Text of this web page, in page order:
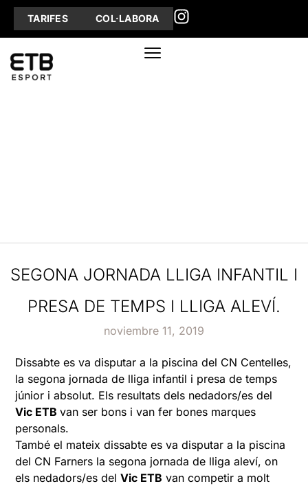
TARIFES COL·LABORA
SEGONA JORNADA LLIGA INFANTIL I
PRESA DE TEMPS I LLIGA ALEVÍ.
noviembre 11, 2019
Dissabte es va disputar a la piscina del CN Centelles,
la segona jornada de lliga infantil i presa de temps
júnior i absolut. Els resultats dels nedadors/es del
Vic ETBvan ser bons i van fer bones marques
personals.
També el mateix dissabte es va disputar a la piscina
del CN Farners la segona jornada de lliga aleví, on
els nedadors/es delVic ETB van competir a molt